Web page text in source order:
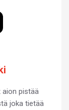
aion pistää
joka tietää